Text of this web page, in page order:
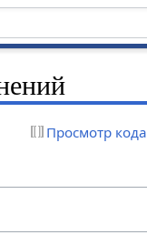
Просмотр кода